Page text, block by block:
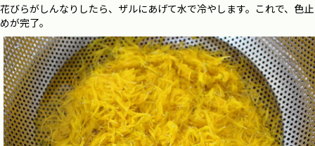
花びらがしんなりしたら、ザルにあげて水で冷やします。これで、色止
めが完了。